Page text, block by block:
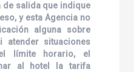
de salida que indique
y esta Agencia no
alguna sobre
atender situaciones
límite horario, el
al hotel la tarifa